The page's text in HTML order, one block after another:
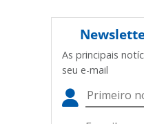
As principais
seu e-mail